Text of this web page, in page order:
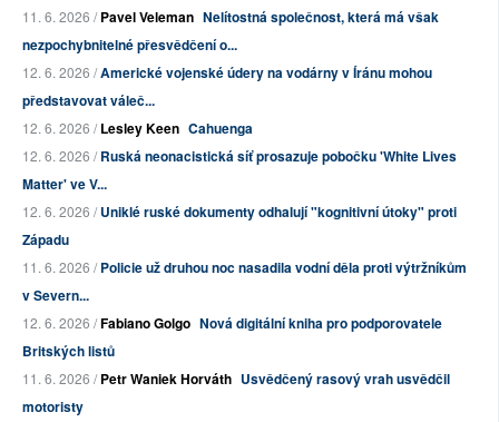
11. 6. 2026 /Pavel Veleman Nelítostná společnost, která má však
nezpochybnitelné přesvědčení o...
12. 6. 2026 /Americké vojenské údery na vodárny v Íránu mohou
představovat váleč...
12. 6. 2026 /Lesley Keen Cahuenga
12. 6. 2026 /Ruská neonacistická síť prosazuje pobočku 'White Lives
Matter' ve V...
12. 6. 2026 /Uniklé ruské dokumenty odhalují "kognitivní útoky" proti
Západu
11. 6. 2026 /Policie už druhou noc nasadila vodní děla proti výtržníkům
v Severn...
12. 6. 2026 /Fabiano Golgo Nová digitální kniha pro podporovatele
Britských listů
11. 6. 2026 /Petr Waniek Horváth Usvědčený rasový vrah usvědčil
motoristy